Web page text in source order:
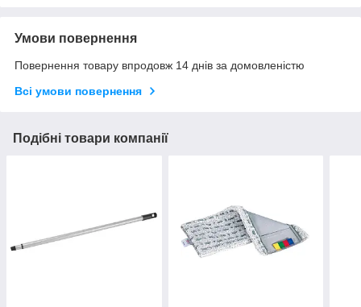
Умови повернення
Повернення товару впродовж 14 днів за домовленістю
Всі умови повернення
Подібні товари компанії